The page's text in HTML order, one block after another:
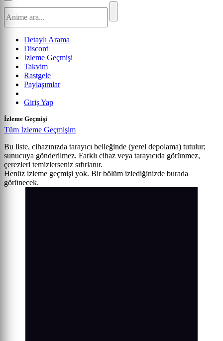
Detaylı Arama
Discord
İzleme Geçmişi
Takvim
Rastgele
Paylaşımlar
Giriş Yap
İzleme Geçmişi
Tüm İzleme Geçmişim
Bu liste, cihazınızda tarayıcı belleğinde (yerel depolama) tutulur;
sunucuya gönderilmez. Farklı cihaz veya tarayıcıda görünmez,
çerezleri temizlerseniz sıfırlanır.
Henüz izleme geçmişi yok. Bir bölüm izlediğinizde burada
görünecek.